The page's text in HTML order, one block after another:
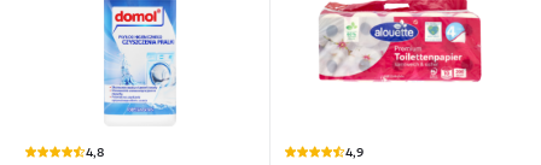
4,8 4,9